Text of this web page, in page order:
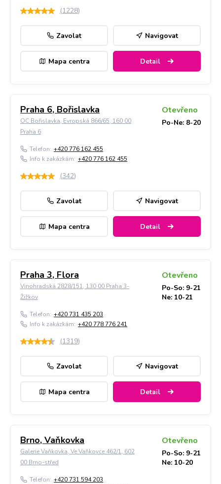
(1228)
Zavolat Navigovat
Mapa centra Detail
Praha 6, Bořislavka
OC Bořislavka, Evropská 866/65, 160 00
Praha 6
Otevřeno
Po-Ne: 8-20
Telefon: +420 776 162 455
Info k zakázkám: +420 776 162 455
(342)
Zavolat Navigovat
Mapa centra Detail
Praha 3, Flora
Vinohradská 2828/151, 130 00 Praha 3-
Žižkov
Otevřeno
Po-So: 9-21
Ne: 10-21
Telefon: +420 731 435 203
Info k zakázkám: +420 778 776 241
(1319)
Zavolat Navigovat
Mapa centra Detail
Brno, Vaňkovka
Galerie Vaňkovka, Ve Vaňkovce 462/1, 602
00 Brno-střed
Otevřeno
Po-So: 9-21
Ne: 10-20
Telefon: +420 731 594 203